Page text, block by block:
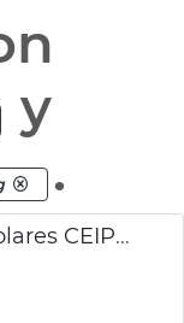
y
.
Movilidad nuevas rutas escolares CEIP Manuel González Martí de Benifaraig